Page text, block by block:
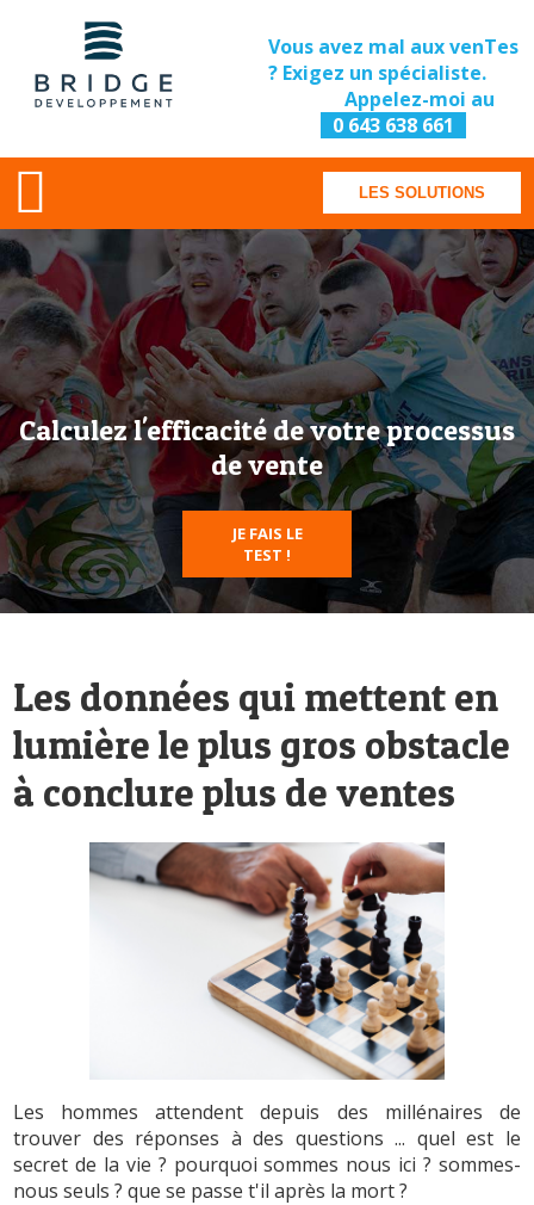
Vous avez mal aux venTes
? Exigez un spécialiste.
Appelez-moi au
0 643 638 661
LES SOLUTIONS
Calculez l'efficacité de votre processus
de vente
JE FAIS LE
TEST !
Les données qui mettent en
lumière le plus gros obstacle
à conclure plus de ventes
Les hommes attendent depuis des millénaires de
trouver des réponses à des questions ... quel est le
secret de la vie ? pourquoi sommes nous ici ? sommes-
nous seuls ? que se passe t'il après la mort ?